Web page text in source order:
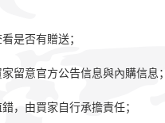
是否有贈送；
留意官方公告信息與內購信息；
，由買家自行承擔責任；